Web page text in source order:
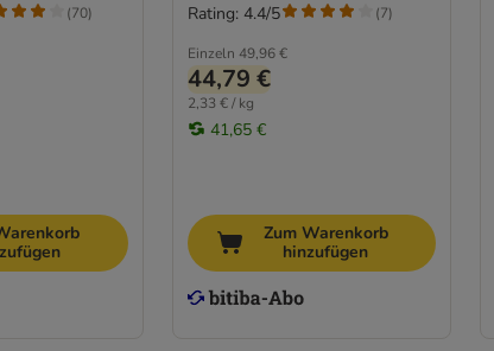
(70)
Einzeln 49,96 €
44,79 €
2,33 € / kg
41,65 €
Rating: 4.4/5 (7)
Zum Warenkorb
hinzufügen